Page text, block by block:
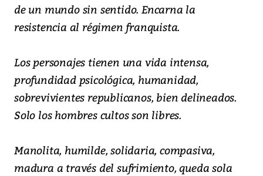
de un mundo sin sentido. Encarna la
resistencia al régimen franquista.
Los personajes tienen una vida intensa,
profundidad psicológica, humanidad,
sobrevivientes republicanos, bien delineados.
Solo los hombres cultos son libres.
Manolita, humilde, solidaria, compasiva,
madura a través del sufrimiento, queda sola